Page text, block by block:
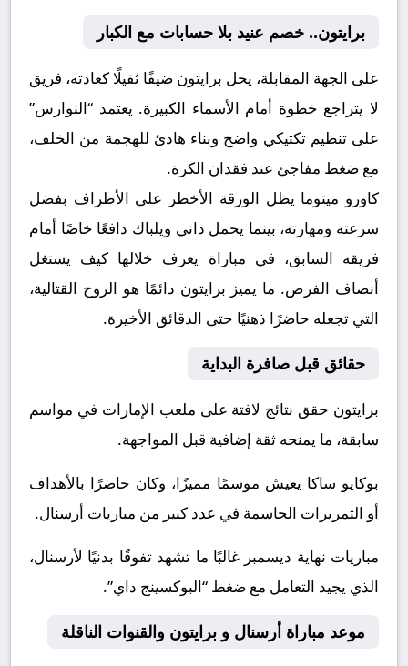
برايتون.. خصم عنيد بلا حسابات مع الكبار
على الجهة المقابلة، يحل برايتون ضيفًا ثقيلًا كعادته، فريق
لا يتراجع خطوة أمام الأسماء الكبيرة. يعتمد “النوارس”
على تنظيم تكتيكي واضح وبناء هادئ للهجمة من الخلف،
مع ضغط مفاجئ عند فقدان الكرة.
كاورو ميتوما يظل الورقة الأخطر على الأطراف بفضل
سرعته ومهارته، بينما يحمل داني ويلباك دافعًا خاصًا أمام
فريقه السابق، في مباراة يعرف خلالها كيف يستغل
أنصاف الفرص. ما يميز برايتون دائمًا هو الروح القتالية،
التي تجعله حاضرًا ذهنيًا حتى الدقائق الأخيرة.
حقائق قبل صافرة البداية
برايتون حقق نتائج لافتة على ملعب الإمارات في مواسم
سابقة، ما يمنحه ثقة إضافية قبل المواجهة.
بوكايو ساكا يعيش موسمًا مميزًا، وكان حاضرًا بالأهداف
أو التمريرات الحاسمة في عدد كبير من مباريات أرسنال.
مباريات نهاية ديسمبر غالبًا ما تشهد تفوقًا بدنيًا لأرسنال،
الذي يجيد التعامل مع ضغط “البوكسينج داي”.
موعد مباراة أرسنال و برايتون والقنوات الناقلة